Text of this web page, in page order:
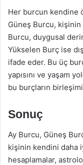
Her burcun kendine
Güneş Burcu, kişinin
Burcu, duygusal
Yükselen Burç ise
ifade eder. Bu üç
yapısını ve yaşam
bu burçların
Sonuç
Ay Burcu, Güneş
kişinin kendini daha
hesaplamalar,